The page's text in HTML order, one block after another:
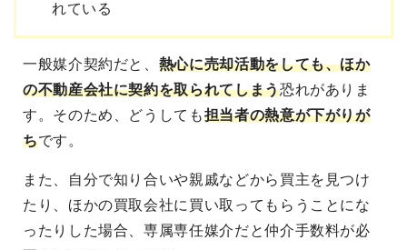
れている
一般媒介契約だと、 熱心に売却活動をしても、ほか
の不動産会社に契約を取られてしまう恐れがありま
す。そのため、どうしても担当者の熱意が下がりが
ちです。
また、自分で知り合いや親戚などから買主を見つけ
たり、ほかの買取会社に買い取ってもらうことにな
ったりした場合、専属専任媒介だと仲介手数料が必